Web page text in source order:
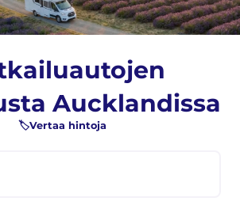
Aucklandissa
🏷️Vertaa hintoja